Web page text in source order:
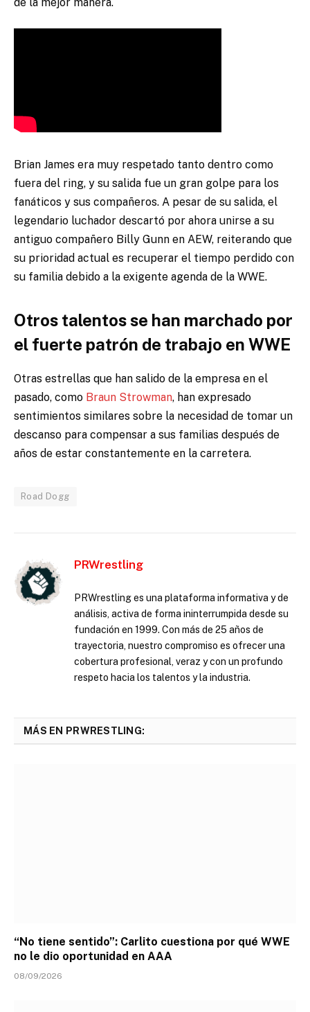
Brian James era muy respetado tanto dentro como
fuera del ring, y su salida fue un gran golpe para los
fanáticos y sus compañeros. A pesar de su salida, el
legendario luchador descartó por ahora unirse a su
antiguo compañero Billy Gunn en AEW, reiterando que
su prioridad actual es recuperar el tiempo perdido con
su familia debido a la exigente agenda de la WWE.
Otros talentos se han marchado por
el fuerte patrón de trabajo en WWE
Otras estrellas que han salido de la empresa en el
pasado, como Braun Strowman, han expresado
sentimientos similares sobre la necesidad de tomar un
descanso para compensar a sus familias después de
años de estar constantemente en la carretera.
Road Dogg
PRWrestling
PRWrestling es una plataforma informativa y de
análisis, activa de forma ininterrumpida desde su
fundación en 1999. Con más de 25 años de
trayectoria, nuestro compromiso es ofrecer una
cobertura profesional, veraz y con un profundo
respeto hacia los talentos y la industria.
MÁS EN PRWRESTLING:
“No tiene sentido”: Carlito cuestiona por qué WWE
no le dio oportunidad en AAA
08/09/2026